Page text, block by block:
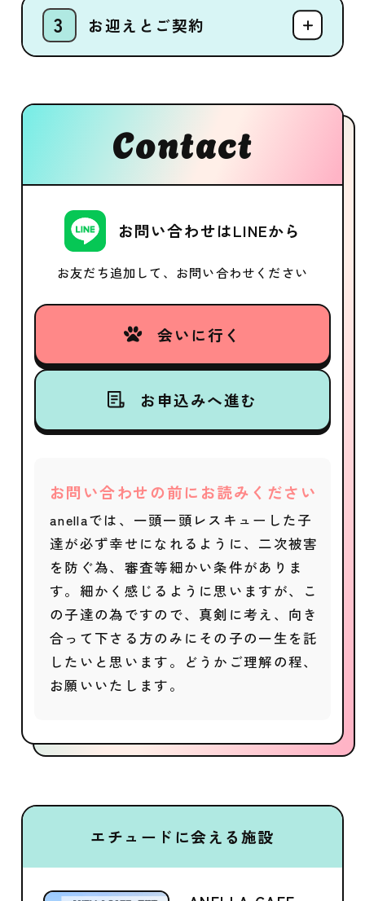
お迎えとご契約
Contact
お問い合わせはLINEから
お友だち追加して、お問い合わせください
会いに行く
お申込みへ進む
お問い合わせの前にお読みください
anellaでは、一頭一頭レスキューした子
達が必ず幸せになれるように、二次被害
を防ぐ為、審査等細かい条件がありま
す。細かく感じるように思いますが、こ
の子達の為ですので、真剣に考え、向き
合って下さる方のみにその子の一生を託
したいと思います。どうかご理解の程、
お願いいたします。
エチュードに会える施設